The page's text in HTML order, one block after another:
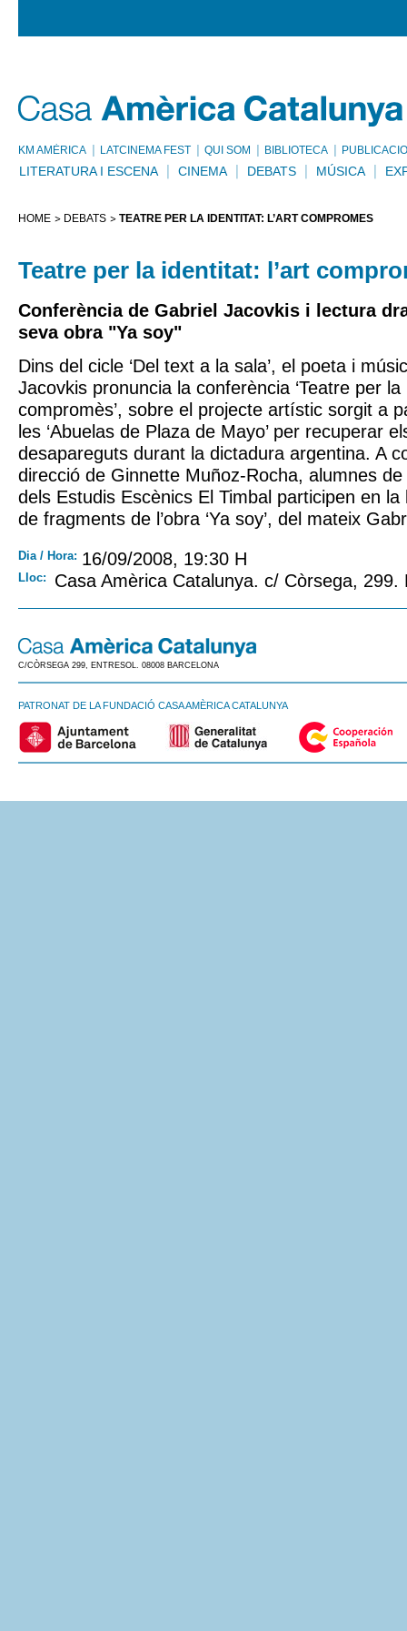
KM AMÈRICA LATCINEMA FEST QUI SOM BIBLIOTECA
LITERATURA I ESCENA CINEMA DEBATS MÚSICA
HOME DEBATS TEATRE PER LA IDENTITAT: L’ART COMPROMÈS
Teatre per la identitat: l’art
Conferència de Gabriel Jacovkis i lectura
seva obra "Ya soy"
Dins del cicle ‘Del text a la sala’, el poeta i
Jacovkis pronuncia la conferència ‘Teatre per la
compromès’, sobre el projecte artístic sorgit a
les ‘Abuelas de Plaza de Mayo’ per recuperar
desapareguts durant la dictadura argentina. A
direcció de Ginnette Muñoz-Rocha, alumnes de
dels Estudis Escènics El Timbal participen en
de fragments de l’obra ‘Ya soy’, del mateix
Dia / Hora: 16/09/2008, 19:30 H
Lloc: Casa Amèrica Catalunya. c/ Còrsega, 299.
C/CÒRSEGA 299, ENTRESOL. 08008 BARCELONA
PATRONAT DE LA FUNDACIÓ CASA AMÈRICA CATALUNYA